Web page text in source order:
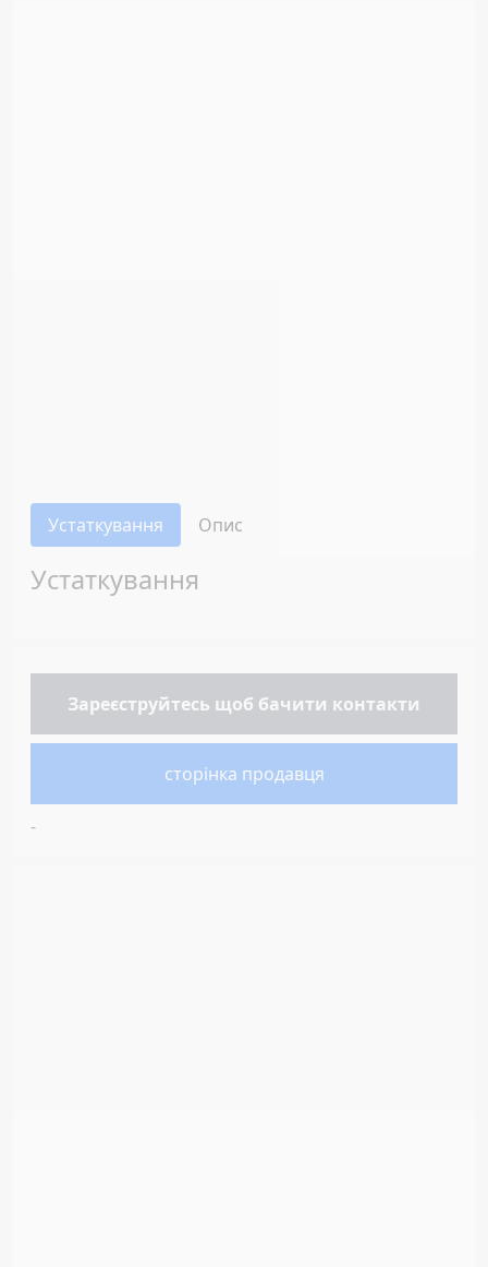
Устаткування Опис
Устаткування
Зареєструйтесь щоб бачити контакти
сторінка продавця
-